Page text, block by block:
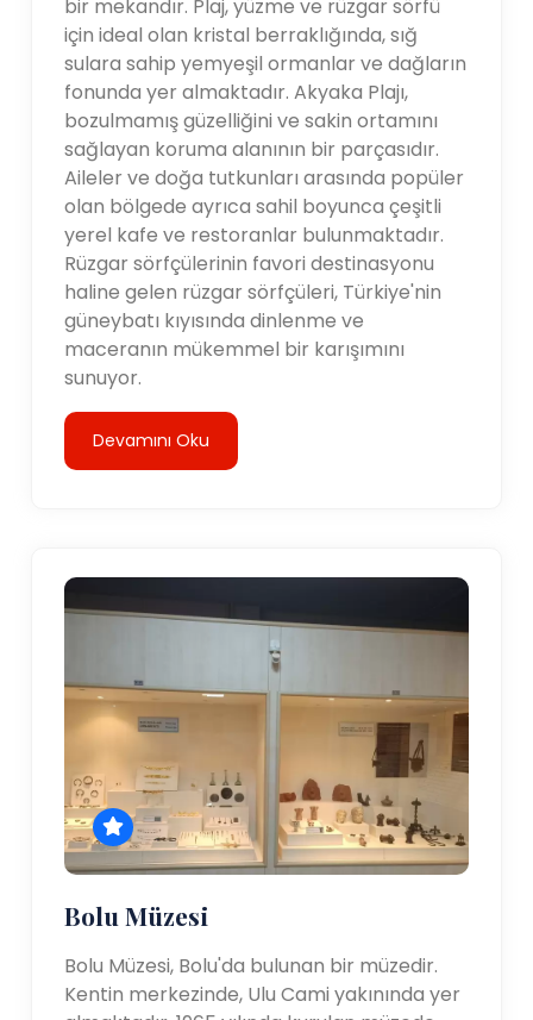
bir mekandır. Plaj, yüzme ve rüzgar sörfü
için ideal olan kristal berraklığında, sığ
sulara sahip yemyeşil ormanlar ve dağların
fonunda yer almaktadır. Akyaka Plajı,
bozulmamış güzelliğini ve sakin ortamını
sağlayan koruma alanının bir parçasıdır.
Aileler ve doğa tutkunları arasında popüler
olan bölgede ayrıca sahil boyunca çeşitli
yerel kafe ve restoranlar bulunmaktadır.
Rüzgar sörfçülerinin favori destinasyonu
haline gelen rüzgar sörfçüleri, Türkiye'nin
güneybatı kıyısında dinlenme ve
maceranın mükemmel bir karışımını
sunuyor.
Devamını Oku
Bolu Müzesi
Bolu Müzesi, Bolu'da bulunan bir müzedir.
Kentin merkezinde, Ulu Cami yakınında yer